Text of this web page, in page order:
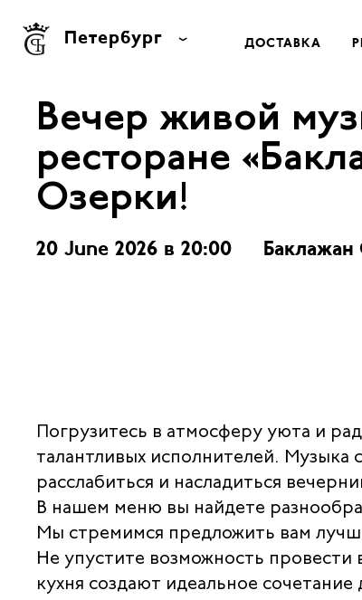
Петербург
Петербург
Тула
Лондон
Нью Йорк
Баку
ДОСТАВКА
Вечер живой
ресторане
Озерки!
20 June 2026 в 20:00 Баклажан
Погрузитесь в атмосферу уюта и
талантливых исполнителей. Музыка
расслабиться и насладиться
В нашем меню вы найдете
Мы стремимся предложить вам
Не упустите возможность провести
кухня создают идеальное